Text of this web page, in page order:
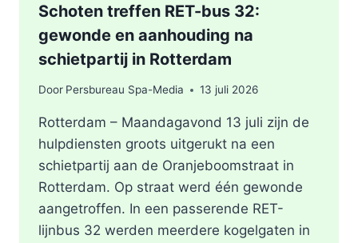
Schoten treffen RET-bus 32:
gewonde en aanhouding na
schietpartij in Rotterdam
Door Persbureau Spa-Media 13 juli 2026
Rotterdam – Maandagavond 13 juli zijn de
hulpdiensten groots uitgerukt na een
schietpartij aan de Oranjeboomstraat in
Rotterdam. Op straat werd één gewonde
aangetroffen. In een passerende RET-
lijnbus 32 werden meerdere kogelgaten in